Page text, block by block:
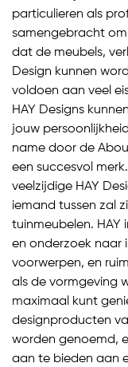
particulieren als
samengebracht
dat de meubels,
Design kunnen
voldoen aan veel
HAY Designs
jouw
name door de
een succesvol
veelzijdige HAY
iemand tussen zal
tuinmeubelen. HAY
en onderzoek naar
voorwerpen, en
als de vormgeving
maximaal kunt
designproducten
worden genoemd,
aan te bieden aan